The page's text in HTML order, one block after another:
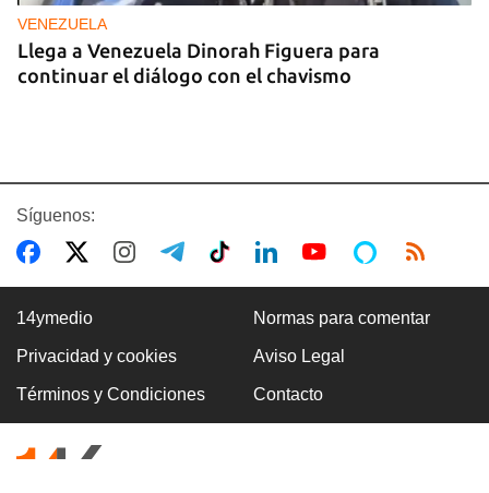
VENEZUELA
Llega a Venezuela Dinorah Figuera para
continuar el diálogo con el chavismo
VILLA CLARA
Dos fallecidos en el derrumbe de un edificio en
ruinas en Villa Clara
Síguenos:
14ymedio Normas para comentar
Privacidad y cookies Aviso Legal
Términos y Condiciones Contacto